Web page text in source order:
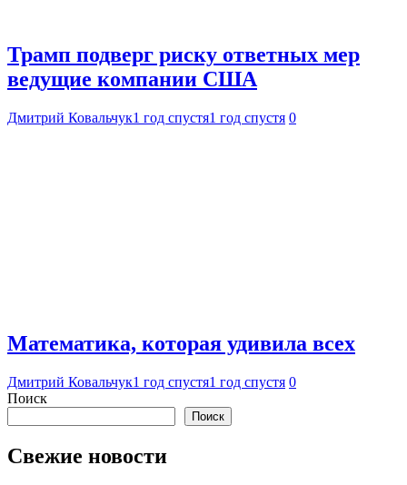
Трамп подверг риску ответных мер
ведущие компании США
Дмитрий Ковальчук1 год спустя1 год спустя 0
Математика, которая удивила всех
Дмитрий Ковальчук1 год спустя1 год спустя 0
Поиск
Поиск
Свежие новости